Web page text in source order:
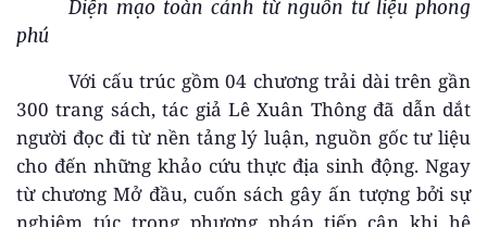
Diện mạo toàn cảnh từ nguồn tư liệu phong
phú
Với cấu trúc gồm 04 chương trải dài trên gần
300 trang sách, tác giả Lê Xuân Thông đã dẫn dắt
người đọc đi từ nền tảng lý luận, nguồn gốc tư liệu
cho đến những khảo cứu thực địa sinh động. Ngay
từ chương Mở đầu, cuốn sách gây ấn tượng bởi sự